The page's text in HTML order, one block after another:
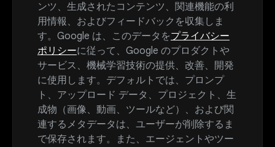
ンツ、生成されたコンテンツ、関連機能の利
用情報、およびフィードバックを収集しま
す。Google は、このデータをプライバシー
ポリシーに従って、Google のプロダクトや
サービス、機械学習技術の提供、改善、開発
に使用します。デフォルトでは、プロンプ
ト、アップロード データ、プロジェクト、生
成物（画像、動画、ツールなど）、および関
連するメタデータは、ユーザーが削除するま
で保存されます。また、エージェントやツー